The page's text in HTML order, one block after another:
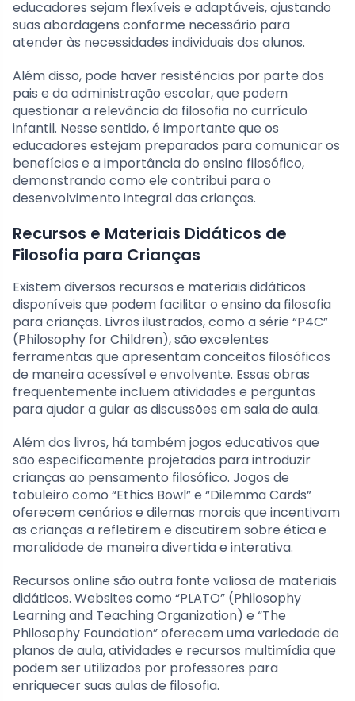
educadores sejam flexíveis e adaptáveis, ajustando
suas abordagens conforme necessário para
atender às necessidades individuais dos alunos.
Além disso, pode haver resistências por parte dos
pais e da administração escolar, que podem
questionar a relevância da filosofia no currículo
infantil. Nesse sentido, é importante que os
educadores estejam preparados para comunicar os
benefícios e a importância do ensino filosófico,
demonstrando como ele contribui para o
desenvolvimento integral das crianças.
Recursos e Materiais Didáticos de
Filosofia para Crianças
Existem diversos recursos e materiais didáticos
disponíveis que podem facilitar o ensino da filosofia
para crianças. Livros ilustrados, como a série “P4C”
(Philosophy for Children), são excelentes
ferramentas que apresentam conceitos filosóficos
de maneira acessível e envolvente. Essas obras
frequentemente incluem atividades e perguntas
para ajudar a guiar as discussões em sala de aula.
Além dos livros, há também jogos educativos que
são especificamente projetados para introduzir
crianças ao pensamento filosófico. Jogos de
tabuleiro como “Ethics Bowl” e “Dilemma Cards”
oferecem cenários e dilemas morais que incentivam
as crianças a refletirem e discutirem sobre ética e
moralidade de maneira divertida e interativa.
Recursos online são outra fonte valiosa de materiais
didáticos. Websites como “PLATO” (Philosophy
Learning and Teaching Organization) e “The
Philosophy Foundation” oferecem uma variedade de
planos de aula, atividades e recursos multimídia que
podem ser utilizados por professores para
enriquecer suas aulas de filosofia.